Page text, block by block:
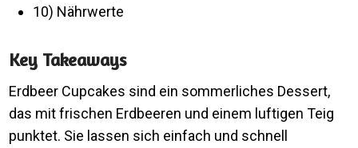
10) Nährwerte
Key Takeaways
Erdbeer Cupcakes sind ein sommerliches Dessert,
das mit frischen Erdbeeren und einem luftigen Teig
punktet. Sie lassen sich einfach und schnell